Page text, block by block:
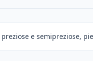
preziose e semipreziose,